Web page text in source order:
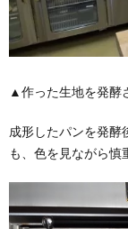
▲作った生地を発酵
成形したパンを発酵
も、色を見ながら慎